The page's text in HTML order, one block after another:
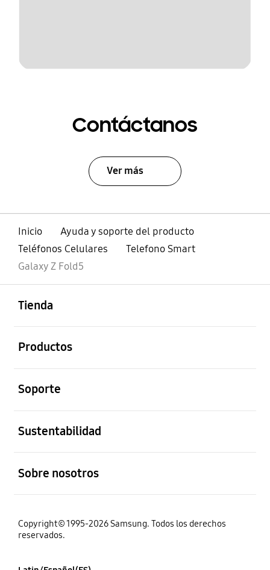
Contáctanos
Ver más
Inicio
Ayuda y soporte del producto
Teléfonos Celulares
Telefono Smart
Galaxy Z Fold5
Tienda
Productos
Soporte
Sustentabilidad
Sobre nosotros
Copyright© 1995-2026 Samsung. Todos los derechos
reservados.